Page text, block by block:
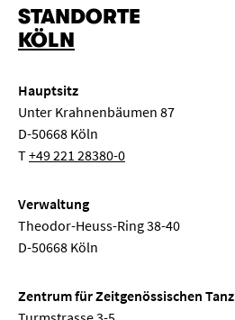
STANDORTE
KÖLN
Hauptsitz
Unter Krahnenbäumen 87
D-50668 Köln
T+49 221 28380-0
Verwaltung
Theodor-Heuss-Ring 38-40
D-50668 Köln
Zentrum für Zeitgenössischen Tanz